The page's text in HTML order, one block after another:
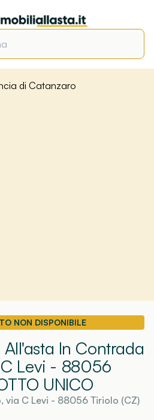
di Catanzaro
NON DISPONIBILE
In Contrada
Levi - 88056
UNICO
via C Levi - 88056 Tiriolo (CZ)